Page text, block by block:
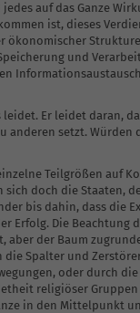
auf das Ganze
ist, dieses
ökonomischer
und
Er leidet daran,
setzt. Würden
Teilgrößen auf
sich doch die Staaten,
bis dahin, dass die
Die Beachtung
der Baum
Spalter und
oder durch
religiöser Gruppen
in den Mittelpunkt